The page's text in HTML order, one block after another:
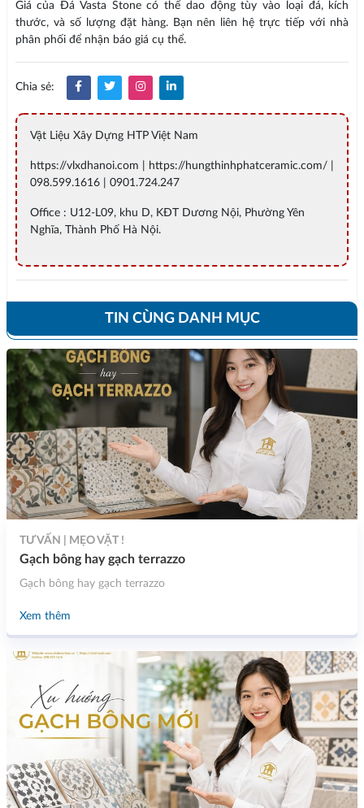
Giá của Đá Vasta Stone có thể dao động tùy vào loại đá, kích
thước, và số lượng đặt hàng. Bạn nên liên hệ trực tiếp với nhà
phân phối để nhận báo giá cụ thể.
Chia sẻ:
Vật Liệu Xây Dựng HTP Việt Nam
https://vlxdhanoi.com | https://hungthinhphatceramic.com/ |
098.599.1616 | 0901.724.247
Office : U12-L09, khu D, KĐT Dương Nội, Phường Yên
Nghĩa, Thành Phố Hà Nội.
TIN CÙNG DANH MỤC
TƯ VẤN | MẸO VẶT !
Gạch bông hay gạch terrazzo
Gạch bông hay gạch terrazzo
Xem thêm